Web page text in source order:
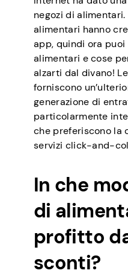
negozi di
alimentari hanno
app, quindi ora
alimentari e cose
alzarti dal divano!
forniscono
generazione di
particolarmente
che preferiscono la
servizi click-and-
In che
di
profitto
sconti?